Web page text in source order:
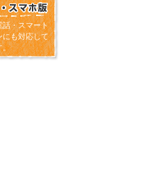
話・スマート
にも対応して
。